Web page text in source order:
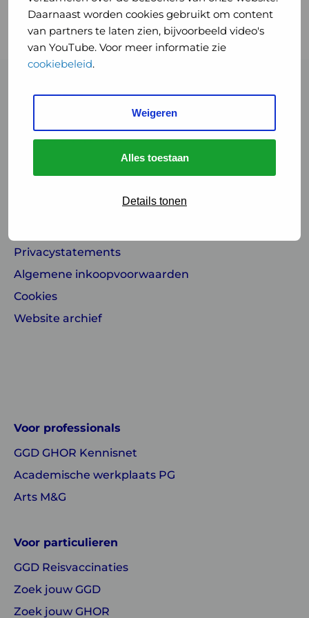
Daarnaast worden cookies gebruikt om content
van partners te laten zien, bijvoorbeeld video's
van YouTube. Voor meer informatie zie
cookiebeleid.
Weigeren
Alles toestaan
Details tonen
Lees meer op Rijksoverheid.nl.
Privacystatements
Algemene inkoopvoorwaarden
Cookies
Website archief
GHOR
Nederland
GHOR
Nederland
Voor professionals
GGD GHOR Kennisnet
Academische werkplaats PG
Arts M&G
Voor particulieren
GGD Reisvaccinaties
Zoek jouw GGD
Zoek jouw GHOR